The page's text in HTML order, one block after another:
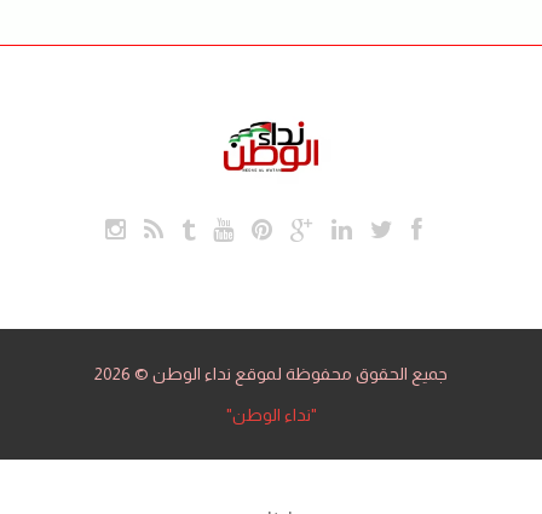
جميع الحقوق محفوظة لموقع نداء الوطن © 2026
"نداء الوطن"